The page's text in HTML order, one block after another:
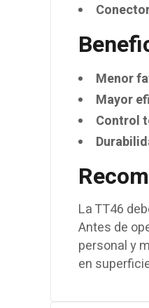
Menor
Mayor
Control
La TT46
Antes de
personal y
en